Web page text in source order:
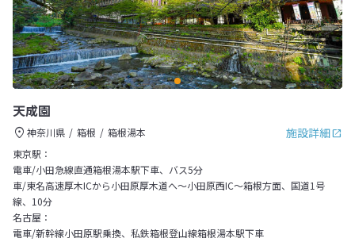
天成園
施設詳細
神奈川県 箱根
箱根湯本
東京駅：
電車/小田急線直通箱根湯本駅下車、バス5分
車/東名高速厚木ICから小田原厚木道へ～小田原西IC～箱根方面、国道1号
線、10分
名古屋：
電車/新幹線小田原駅乗換、私鉄箱根登山線箱根湯本駅下車